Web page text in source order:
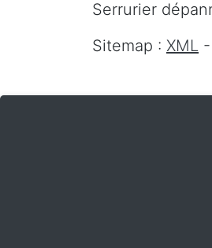
Serrurier
Sitemap : XML -